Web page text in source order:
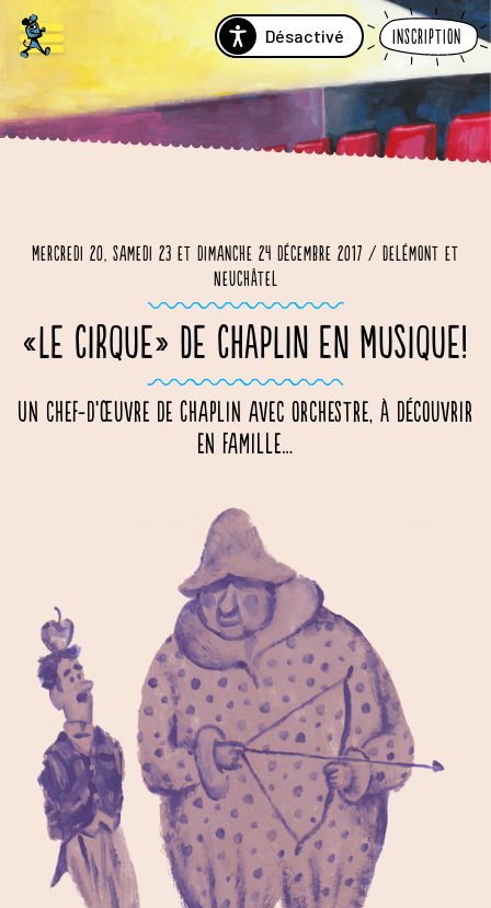
Désactivé Inscription
Mercredi 20, samedi 23 et dimanche 24 décembre 2017 / Delémont et
Neuchâtel
«LE CIRQUE» DE CHAPLIN EN MUSIQUE!
Un chef-d’œuvre de Chaplin avec orchestre, à découvrir
en famille…